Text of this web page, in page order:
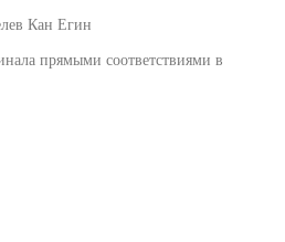
Кан Егин
прямыми соответствиями в